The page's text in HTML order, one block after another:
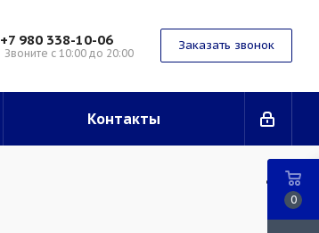
+7 980 338-10-06
Звоните с 10:00 до 20:00
Заказать звонок
Контакты
0